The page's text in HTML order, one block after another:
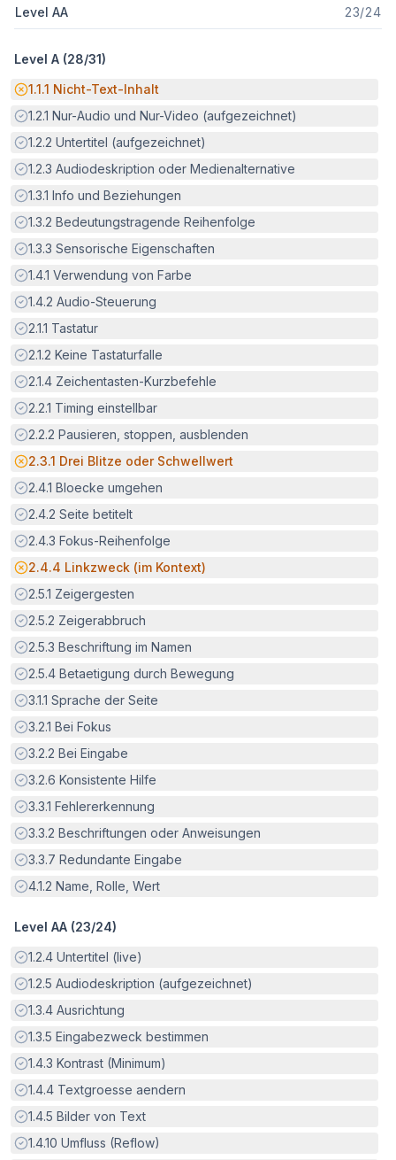
Level AA 23/24
Level A (28/31)
Potenzielle Barriere:
1.1.1 Nicht-Text-Inhalt
Erfüllt:
1.2.1 Nur-Audio und Nur-Video (aufgezeichnet)
Erfüllt:
1.2.2 Untertitel (aufgezeichnet)
Erfüllt:
1.2.3 Audiodeskription oder Medienalternative
Erfüllt:
1.3.1 Info und Beziehungen
Erfüllt:
1.3.2 Bedeutungstragende Reihenfolge
Erfüllt:
1.3.3 Sensorische Eigenschaften
Erfüllt:
1.4.1 Verwendung von Farbe
Erfüllt:
1.4.2 Audio-Steuerung
Erfüllt:
2.1.1 Tastatur
Erfüllt:
2.1.2 Keine Tastaturfalle
Erfüllt:
2.1.4 Zeichentasten-Kurzbefehle
Erfüllt:
2.2.1 Timing einstellbar
Erfüllt:
2.2.2 Pausieren, stoppen, ausblenden
Potenzielle Barriere:
2.3.1 Drei Blitze oder Schwellwert
Erfüllt:
2.4.1 Bloecke umgehen
Erfüllt:
2.4.2 Seite betitelt
Erfüllt:
2.4.3 Fokus-Reihenfolge
Potenzielle Barriere:
2.4.4 Linkzweck (im Kontext)
Erfüllt:
2.5.1 Zeigergesten
Erfüllt:
2.5.2 Zeigerabbruch
Erfüllt:
2.5.3 Beschriftung im Namen
Erfüllt:
2.5.4 Betaetigung durch Bewegung
Erfüllt:
3.1.1 Sprache der Seite
Erfüllt:
3.2.1 Bei Fokus
Erfüllt:
3.2.2 Bei Eingabe
Erfüllt:
3.2.6 Konsistente Hilfe
Erfüllt:
3.3.1 Fehlererkennung
Erfüllt:
3.3.2 Beschriftungen oder Anweisungen
Erfüllt:
3.3.7 Redundante Eingabe
Erfüllt:
4.1.2 Name, Rolle, Wert
Level AA (23/24)
Erfüllt:
1.2.4 Untertitel (live)
Erfüllt:
1.2.5 Audiodeskription (aufgezeichnet)
Erfüllt:
1.3.4 Ausrichtung
Erfüllt:
1.3.5 Eingabezweck bestimmen
Erfüllt:
1.4.3 Kontrast (Minimum)
Erfüllt:
1.4.4 Textgroesse aendern
Erfüllt:
1.4.5 Bilder von Text
Erfüllt:
1.4.10 Umfluss (Reflow)